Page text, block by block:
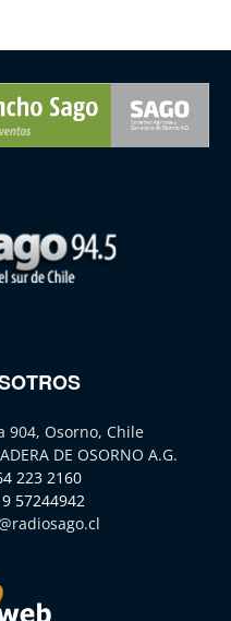
904, Osorno, Chile
DE OSORNO A.G.
223 2160
57244942